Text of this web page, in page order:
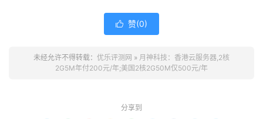
 赞(0)
未经允许不得转载： 优乐评测网 » 月神科技：香港云服务器,2核
2G5M年付200元/年;美国2核2G50M仅500元/年
分享到